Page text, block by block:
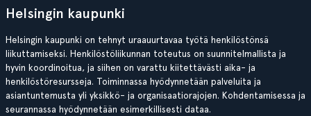
Helsingin kaupunki
Helsingin kaupunki on tehnyt uraauurtavaa työtä henkilöstönsä
liikuttamiseksi. Henkilöstöliikunnan toteutus on suunnitelmallista ja
hyvin koordinoitua, ja siihen on varattu kiitettävästi aika- ja
henkilöstöresursseja. Toiminnassa hyödynnetään palveluita ja
asiantuntemusta yli yksikkö- ja organisaatiorajojen. Kohdentamisessa ja
seurannassa hyödynnetään esimerkillisesti dataa.